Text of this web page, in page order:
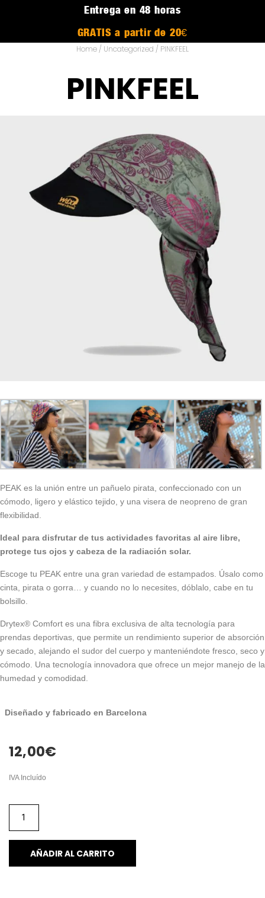
Entrega en 48 horas
GRATIS a partir de 20€
Home / Uncategorized / PINKFEEL
PINKFEEL
PEAK es la unión entre un pañuelo pirata, confeccionado con un
cómodo, ligero y elástico tejido, y una visera de neopreno de gran
flexibilidad.
Ideal para disfrutar de tus actividades favoritas al aire libre,
protege tus ojos y cabeza de la radiación solar.
Escoge tu PEAK entre una gran variedad de estampados. Úsalo como
cinta, pirata o gorra… y cuando no lo necesites, dóblalo, cabe en tu
bolsillo.
Drytex® Comfort es una fibra exclusiva de alta tecnología para
prendas deportivas, que permite un rendimiento superior de absorción
y secado, alejando el sudor del cuerpo y manteniéndote fresco, seco y
cómodo. Una tecnología innovadora que ofrece un mejor manejo de la
humedad y comodidad.
Diseñado y fabricado en Barcelona
12,00€
IVA Incluído
AÑADIR AL CARRITO